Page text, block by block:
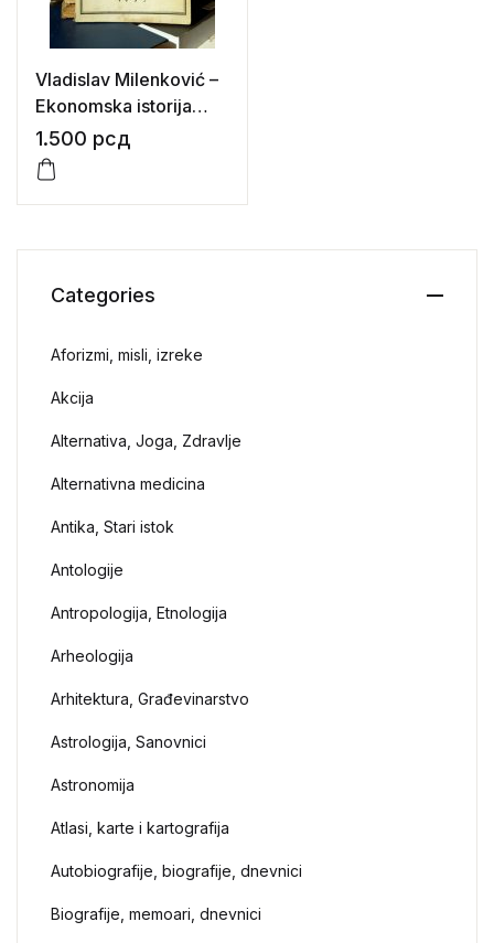
Vladislav Milenković –
Ekonomska istorija
Beograda
1.500 рсд
Categories
Aforizmi, misli, izreke
Akcija
Alternativa, Joga, Zdravlje
Alternativna medicina
Antika, Stari istok
Antologije
Antropologija, Etnologija
Arheologija
Arhitektura, Građevinarstvo
Astrologija, Sanovnici
Astronomija
Atlasi, karte i kartografija
Autobiografije, biografije, dnevnici
Biografije, memoari, dnevnici